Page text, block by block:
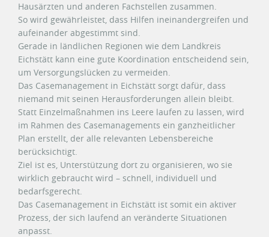
Hausärzten und anderen Fachstellen zusammen.
So wird gewährleistet, dass Hilfen ineinandergreifen und
aufeinander abgestimmt sind.
Gerade in ländlichen Regionen wie dem Landkreis
Eichstätt kann eine gute Koordination entscheidend sein,
um Versorgungslücken zu vermeiden.
Das Casemanagement in Eichstätt sorgt dafür, dass
niemand mit seinen Herausforderungen allein bleibt.
Statt Einzelmaßnahmen ins Leere laufen zu lassen, wird
im Rahmen des Casemanagements ein ganzheitlicher
Plan erstellt, der alle relevanten Lebensbereiche
berücksichtigt.
Ziel ist es, Unterstützung dort zu organisieren, wo sie
wirklich gebraucht wird – schnell, individuell und
bedarfsgerecht.
Das Casemanagement in Eichstätt ist somit ein aktiver
Prozess, der sich laufend an veränderte Situationen
anpasst.